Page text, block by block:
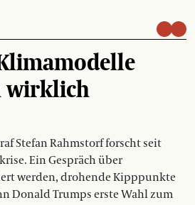
wirklich
Stefan Rahmstorf forscht seit
Ein Gespräch über
werden, drohende Kipppunkte
Donald Trumps erste Wahl zum